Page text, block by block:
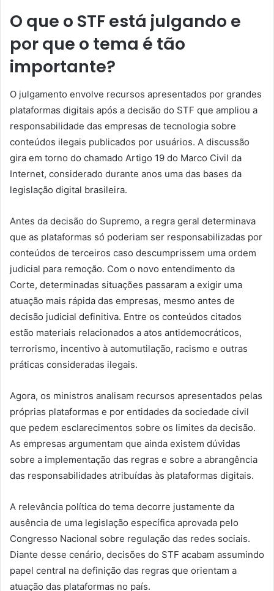
O que o STF está julgando e
por que o tema é tão
importante?
O julgamento envolve recursos apresentados por grandes
plataformas digitais após a decisão do STF que ampliou a
responsabilidade das empresas de tecnologia sobre
conteúdos ilegais publicados por usuários. A discussão
gira em torno do chamado Artigo 19 do Marco Civil da
Internet, considerado durante anos uma das bases da
legislação digital brasileira.
Antes da decisão do Supremo, a regra geral determinava
que as plataformas só poderiam ser responsabilizadas por
conteúdos de terceiros caso descumprissem uma ordem
judicial para remoção. Com o novo entendimento da
Corte, determinadas situações passaram a exigir uma
atuação mais rápida das empresas, mesmo antes de
decisão judicial definitiva. Entre os conteúdos citados
estão materiais relacionados a atos antidemocráticos,
terrorismo, incentivo à automutilação, racismo e outras
práticas consideradas ilegais.
Agora, os ministros analisam recursos apresentados pelas
próprias plataformas e por entidades da sociedade civil
que pedem esclarecimentos sobre os limites da decisão.
As empresas argumentam que ainda existem dúvidas
sobre a implementação das regras e sobre a abrangência
das responsabilidades atribuídas às plataformas digitais.
A relevância política do tema decorre justamente da
ausência de uma legislação específica aprovada pelo
Congresso Nacional sobre regulação das redes sociais.
Diante desse cenário, decisões do STF acabam assumindo
papel central na definição das regras que orientam a
atuação das plataformas no país.